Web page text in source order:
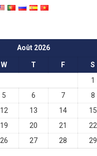
Août 2026
W T F S
1
5 6 7 8
12 13 14 15
19 20 21 22
26 27 28 29